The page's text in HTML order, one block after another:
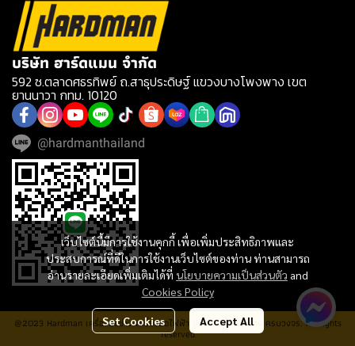
เว็บไซต์นี้มีการใช้งานคุกกี้ เพื่อเพิ่มประสิทธิภาพและ
ประสบการณ์ที่ดีในการใช้งานเว็บไซต์ของท่าน ท่านสามารถ
อ่านรายละเอียดเพิ่มเติมได้ที่ นโยบายความเป็นส่วนตัว and
Cookies Policy
Set Cookies Accept All
บริษัท ฮาร์ดแมน จำกัด
592 ซ.ตลาดศธรทิพย์ ถ.สาธุประดิษฐ์ แขวงบางโพงพาง เขต
ยานนาวา กทม. 10120
@hardmanthailand
@2023 Hardman เครื่องมือช่าง เครื่องมือไฟฟ้า ประปา อุปกรณ์ช่าง ครบวงจร. All rights
reserved